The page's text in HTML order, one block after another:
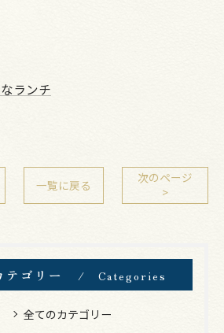
ランチ
一覧に戻る
次のページ
>
テゴリー Categories
全てのカテゴリー